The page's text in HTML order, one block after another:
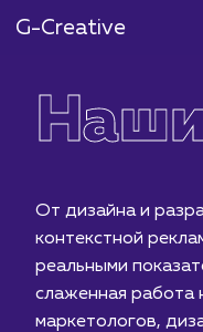
G-Creative
От дизайна и
контекстной
реальными
слаженная